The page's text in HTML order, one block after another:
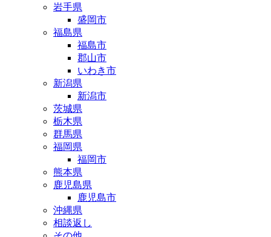
岩手県
盛岡市
福島県
福島市
郡山市
いわき市
新潟県
新潟市
茨城県
栃木県
群馬県
福岡県
福岡市
熊本県
鹿児島県
鹿児島市
沖縄県
相談返し